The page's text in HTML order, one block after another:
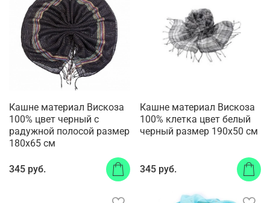
Кашне материал Вискоза
100% цвет черный с
радужной полосой размер
180x65 см
345 руб.
Кашне материал Вискоза
100% клетка цвет белый
черный размер 190x50 см
345 руб.